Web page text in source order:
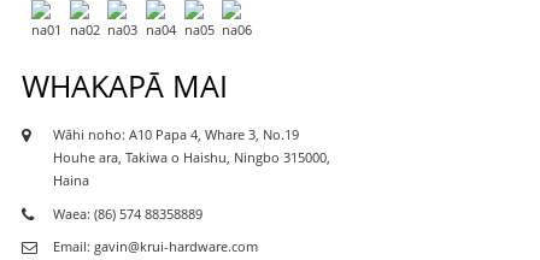
WHAKAPĀ MAI
Wāhi noho: A10 Papa 4, Whare 3, No.19
Houhe ara, Takiwa o Haishu, Ningbo 315000,
Haina
Waea: (86) 574 88358889
Email: gavin@krui-hardware.com